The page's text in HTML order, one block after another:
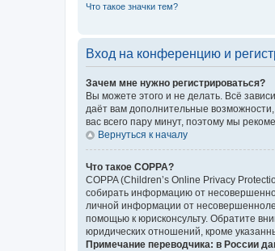
Что такое значки тем?
Вход на конференцию и
Зачем мне нужно регистрироваться?
Вы можете этого и не делать. Всё
даёт вам дополнительные
вас всего пару минут, поэтому мы
Вернуться к началу
Что такое COPPA?
COPPA (Children’s Online Privacy
собирать информацию от
личной информации от
помощью к юрисконсульту. Обратите
юридических отношений, кроме
Примечание переводчика: в России